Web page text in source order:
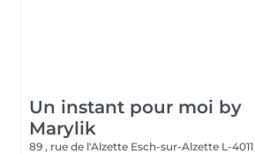
Un instant pour moi by
Marylik
89 , rue de l'Alzette Esch-sur-Alzette L-4011